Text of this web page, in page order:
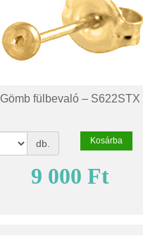
Gömb fülbevaló – S622STX
db. Kosárba
9 000 Ft